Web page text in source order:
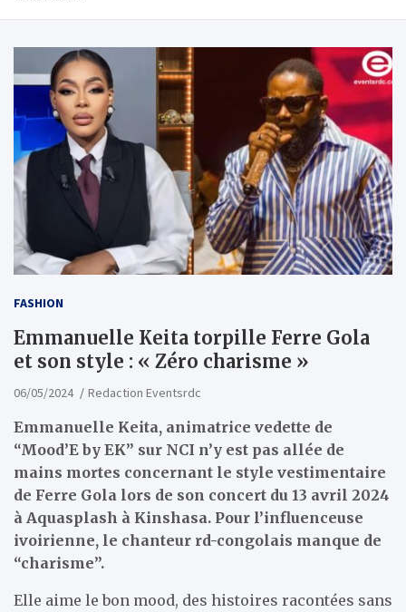
FASHION
Emmanuelle Keita torpille Ferre Gola
et son style : « Zéro charisme »
06/05/2024 Redaction Eventsrdc
Emmanuelle Keita, animatrice vedette de
“Mood’E by EK” sur NCI n’y est pas allée de
mains mortes concernant le style vestimentaire
de Ferre Gola lors de son concert du 13 avril 2024
à Aquasplash à Kinshasa. Pour l’influenceuse
ivoirienne, le chanteur rd-congolais manque de
“charisme”.
Elle aime le bon mood, des histoires racontées sans